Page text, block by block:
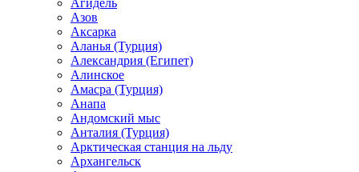
Агидель
Азов
Аксарка
Аланья (Турция)
Александрия (Египет)
Алинское
Амасра (Турция)
Анапа
Андомский мыс
Анталия (Турция)
Арктическая станция на льду
Архангельск